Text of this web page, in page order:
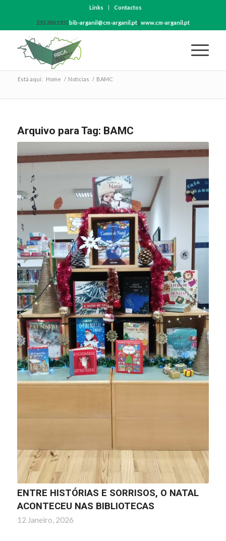
Links Contactos
235 200 135 | bib-arganil@cm-arganil.pt| www.cm-arganil.pt
Está aqui: Home / Notícias / BAMC
Arquivo para Tag: BAMC
ENTRE HISTÓRIAS E SORRISOS, O NATAL
ACONTECEU NAS BIBLIOTECAS
12 Janeiro, 2026